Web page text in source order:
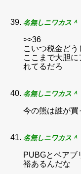
名無しニワカス＾
>>36
こいつ税金ど
ここまで大胆
れてるだろ
名無しニワカス＾
今の熊は誰が買
名無しニワカス＾
PUBGとベアブ
裕あるんだな